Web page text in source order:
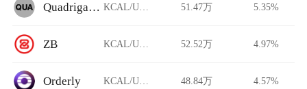
QuadrigaCX KCAL/USDT 51.47万 5.35%
ZB KCAL/USDT 52.52万 4.97%
Orderly KCAL/USDT 48.84万 4.57%